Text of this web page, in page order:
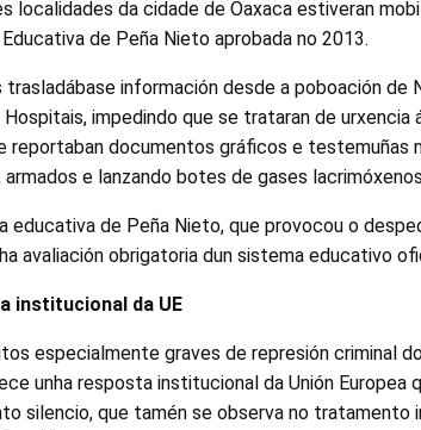
localidades da cidade de Oaxaca estiveran
de Peña Nieto aprobada no 2013.
trasladábase información desde a poboación
impedindo que se trataran de
reportaban documentos gráficos e testemuñas
armados e lanzando botes de gases
educativa de Peña Nieto, que provocou o
avaliación obrigatoria dun sistema educativo
institucional da UE
especialmente graves de represión criminal
unha resposta institucional da Unión Europea
silencio, que tamén se observa no